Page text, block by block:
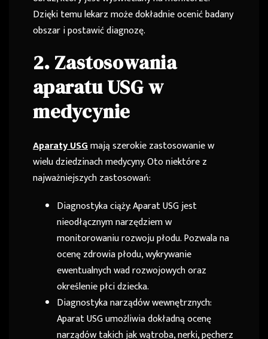
Dzięki temu lekarz może dokładnie ocenić badany
obszar i postawić diagnozę.
2. Zastosowania
aparatu USG w
medycynie
Aparaty USGmają szerokie zastosowanie w
wielu dziedzinach medycyny. Oto niektóre z
najważniejszych zastosowań:
Diagnostyka ciąży: Aparat USG jest
nieodłącznym narzędziem w
monitorowaniu rozwoju płodu. Pozwala na
ocenę zdrowia płodu, wykrywanie
ewentualnych wad rozwojowych oraz
określenie płci dziecka.
Diagnostyka narządów wewnętrznych:
Aparat USG umożliwia dokładną ocenę
narządów takich jak wątroba, nerki, pęcherz